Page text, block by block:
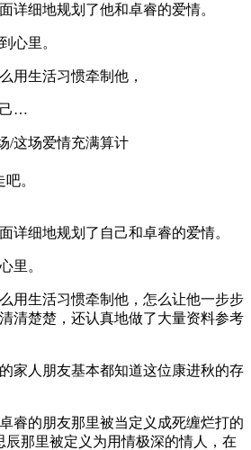
详细地规划了他和卓睿的爱情。
心里。
用生活习惯牵制他，
己…
/这场爱情充满算计
。
详细地规划了自己和卓睿的爱情。
里。
用生活习惯牵制他，怎么让他一步步
清楚楚，还认真地做了大量资料参考
家人朋友基本都知道这位康进秋的存
睿的朋友那里被当定义成死缠烂打的
辰那里被定义为用情极深的情人，在